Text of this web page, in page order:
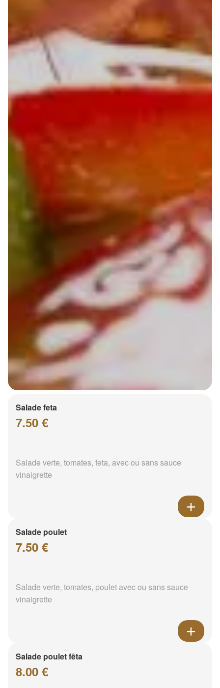
Salade feta
7.50 €
Salade verte, tomates, feta, avec ou sans sauce
vinaigrette
Salade poulet
7.50 €
Salade verte, tomates, poulet avec ou sans sauce
vinaigrette
Salade poulet fêta
8.00 €